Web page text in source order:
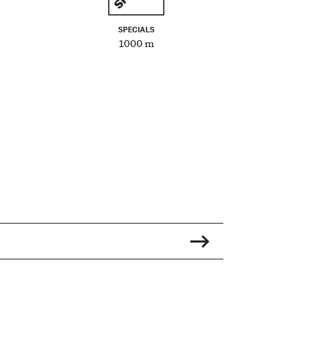
SPECIALS
1000 m